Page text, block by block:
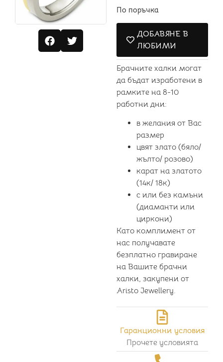
По поръчка
ДОБАВЯНЕ В
ЛЮБИМИ
Брачните халки могат
да бъдат изработени в
рамките на 8-10
работни дни:
в желания от Вас
размер
цвят злато (бяло/
жълто/ розово)
карат на златото
(14к/ 18к)
с или без камъни
(диаманти или
циркони)
Като комплимент от
нас получавате
безплатно гравиране
на Вашите брачни
халки, закупени от
Aristo Jewellery.
Гаранционни условия
Прочете условията